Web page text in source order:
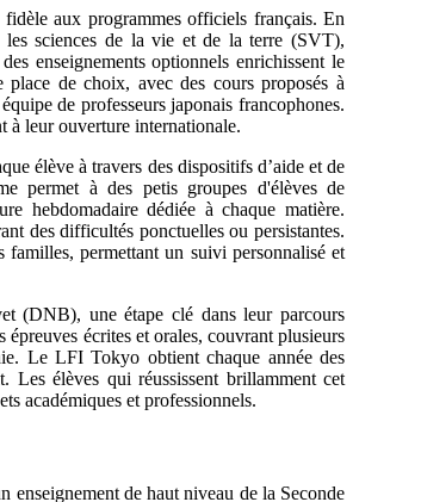
aux programmes officiels français. En
les sciences de la vie et de la terre (SVT),
enseignements optionnels enrichissent le
place de choix, avec des cours proposés à
de professeurs japonais francophones.
à leur ouverture internationale.
élève à travers des dispositifs d’aide et de
permet à des petis groupes d'élèves de
hebdomadaire dédiée à chaque matière.
des difficultés ponctuelles ou persistantes.
permettant un suivi personnalisé et
(DNB), une étape clé dans leur parcours
écrites et orales, couvrant plusieurs
Le LFI Tokyo obtient chaque année des
Les élèves qui réussissent brillamment cet
académiques et professionnels.
de haut niveau de la Seconde